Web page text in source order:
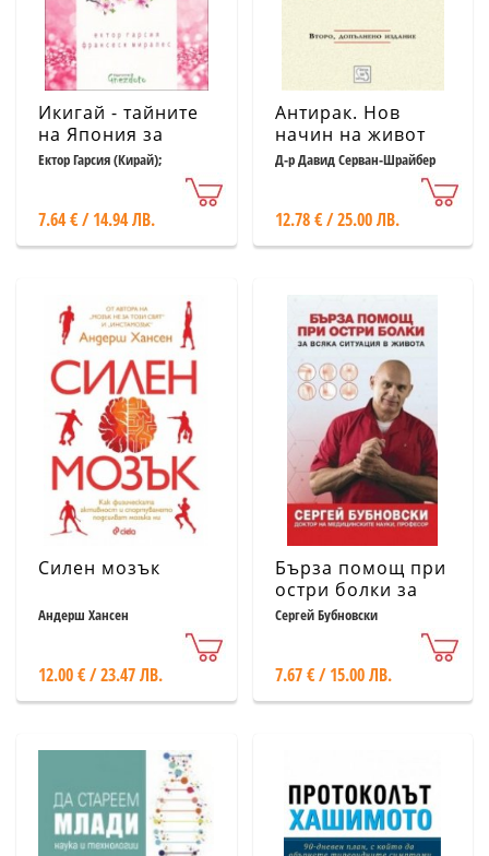
Икигай - тайните
на Япония за
дълъг и щастлив
Ектор Гарсия (Кирай);
7.64 € / 14.94 ЛВ.
Антирак. Нов
начин на живот
Д-р Давид Серван-Шрайбер
12.78 € / 25.00 ЛВ.
Силен мозък
Андерш Хансен
12.00 € / 23.47 ЛВ.
Бърза помощ при
остри болки за
всяка ситуация в
Сергей Бубновски
7.67 € / 15.00 ЛВ.